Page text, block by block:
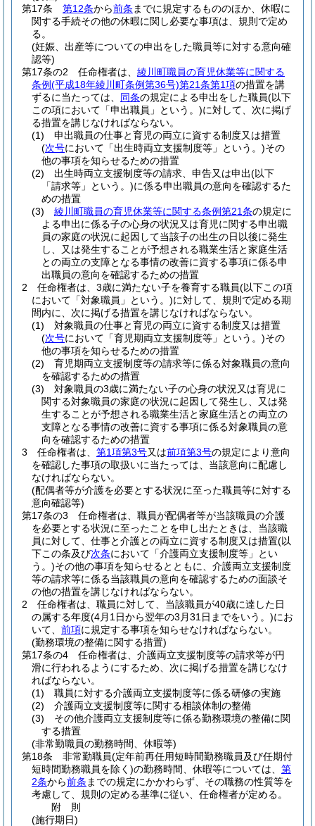
第17条
第12条から前条 までに規定するもののほか、休暇に
関する手続その他の休暇に関し必要な事項は、規則で定め
る。
(妊娠、出産等についての申出をした職員等に対する意向確
認等)
第17条の2
任命権者は、 綾川町職員の育児休業等に関する
条例(平成18年綾川町条例第36号)第21条第1項の措置を講
ずるに当たっては、 同条の規定による申出をした職員(以下
この項において「申出職員」という。)に対して、次に掲げ
る措置を講じなければならない。
(1)
申出職員の仕事と育児の両立に資する制度又は措置
(次号において「出生時両立支援制度等」という。)その
他の事項を知らせるための措置
(2)
出生時両立支援制度等の請求、申告又は申出(以下
「請求等」という。)に係る申出職員の意向を確認するた
めの措置
(3)
綾川町職員の育児休業等に関する条例第21条の規定に
よる申出に係る子の心身の状況又は育児に関する申出職
員の家庭の状況に起因して当該子の出生の日以後に発生
し、又は発生することが予想される職業生活と家庭生活
との両立の支障となる事情の改善に資する事項に係る申
出職員の意向を確認するための措置
2
任命権者は、3歳に満たない子を養育する職員(以下この項
において「対象職員」という。)に対して、規則で定める期
間内に、次に掲げる措置を講じなければならない。
(1)
対象職員の仕事と育児の両立に資する制度又は措置
(次号において「育児期両立支援制度等」という。)その
他の事項を知らせるための措置
(2)
育児期両立支援制度等の請求等に係る対象職員の意向
を確認するための措置
(3)
対象職員の3歳に満たない子の心身の状況又は育児に
関する対象職員の家庭の状況に起因して発生し、又は発
生することが予想される職業生活と家庭生活との両立の
支障となる事情の改善に資する事項に係る対象職員の意
向を確認するための措置
3
任命権者は、 第1項第3号又は前項第3号の規定により意向
を確認した事項の取扱いに当たっては、当該意向に配慮し
なければならない。
(配偶者等が介護を必要とする状況に至った職員等に対する
意向確認等)
第17条の3
任命権者は、職員が配偶者等が当該職員の介護
を必要とする状況に至ったことを申し出たときは、当該職
員に対して、仕事と介護との両立に資する制度又は措置(以
下この条及び次条において「介護両立支援制度等」とい
う。)その他の事項を知らせるとともに、介護両立支援制度
等の請求等に係る当該職員の意向を確認するための面談そ
の他の措置を講じなければならない。
2
任命権者は、職員に対して、当該職員が40歳に達した日
の属する年度(4月1日から翌年の3月31日までをいう。)にお
いて、 前項に規定する事項を知らせなければならない。
(勤務環境の整備に関する措置)
第17条の4
任命権者は、介護両立支援制度等の請求等が円
滑に行われるようにするため、次に掲げる措置を講じなけ
ればならない。
(1)
職員に対する介護両立支援制度等に係る研修の実施
(2)
介護両立支援制度等に関する相談体制の整備
(3)
その他介護両立支援制度等に係る勤務環境の整備に関
する措置
(非常勤職員の勤務時間、休暇等)
第18条
非常勤職員(定年前再任用短時間勤務職員及び任期付
短時間勤務職員を除く)の勤務時間、休暇等については、 第
2条から前条 までの規定にかかわらず、その職務の性質等を
考慮して、規則の定める基準に従い、任命権者が定める。
附 則
(施行期日)